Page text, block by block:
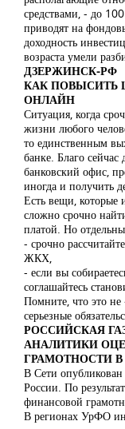
средствами, - до
приводят на
доходность
возраста умели
ДЗЕРЖИНСК-РФ
КАК ПОВЫСИТЬ
ОНЛАЙН
Ситуация, когда
жизни любого
то единственным
банке. Благо
банковский офис,
иногда и получить
Есть вещи, которые
сложно срочно
платой. Но
- срочно
ЖКХ,
- если вы
соглашайтесь
Помните, что это не
серьезные
РОССИЙСКАЯ
АНАЛИТИКИ
ГРАМОТНОСТИ
В Сети
России. По
финансовой
В регионах УрФО